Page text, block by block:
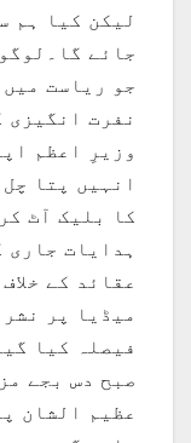
لیکن کیا ہم
جائے
جو ریاست
نفرت انگیزی
وزیرِ اعظم
انہیں پتا
کا بلیک آٹ
ہدایات
عقائد کے
میڈیا پر
صبح دس بجے
عظیم الشان